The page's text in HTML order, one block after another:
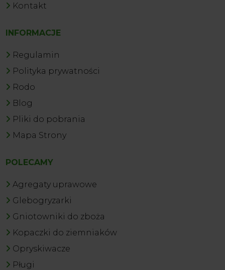
Kontakt
INFORMACJE
Regulamin
Polityka prywatności
Rodo
Blog
Pliki do pobrania
Mapa Strony
POLECAMY
Agregaty uprawowe
Glebogryzarki
Gniotowniki do zboża
Kopaczki do ziemniaków
Opryskiwacze
Pługi